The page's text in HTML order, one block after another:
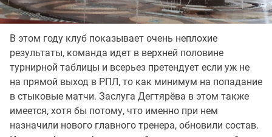
В этом году клуб показывает очень неплохие
результаты, команда идет в верхней половине
турнирной таблицы и всерьез претендует если уж не
на прямой выход в РПЛ, то как минимум на попадание
в стыковые матчи. Заслуга Дегтярёва в этом также
имеется, хотя бы потому, что именно при нем
назначили нового главного тренера, обновили состав.